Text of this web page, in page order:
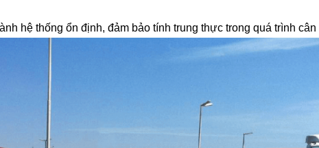
hệ thống ổn định, đảm bảo tính trung thực trong quá trình cân